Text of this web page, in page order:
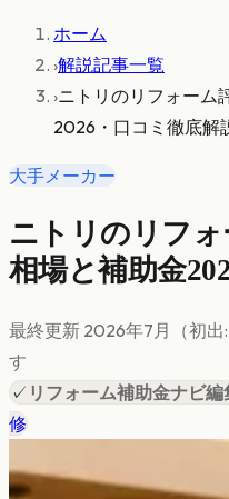
ホーム
›解説記事一覧
›ニトリのリフォーム
2026・口コミ徹底解
大手メーカー
ニトリのリフォ
相場と補助金
最終更新 2026年7月 （初出:
す
✓ リフォーム補助金ナビ編
修